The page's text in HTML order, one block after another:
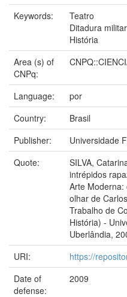
Keywords:
Teatro
Ditadura militar
História
Area (s) of
CNPq:
Language:
por
Country:
Brasil
Publisher:
Universidade
Quote:
SILVA,
intrépidos
Arte
olhar de
Trabalho de
História) -
Uberlândia,
URI:
https://
Date of
defense:
2009